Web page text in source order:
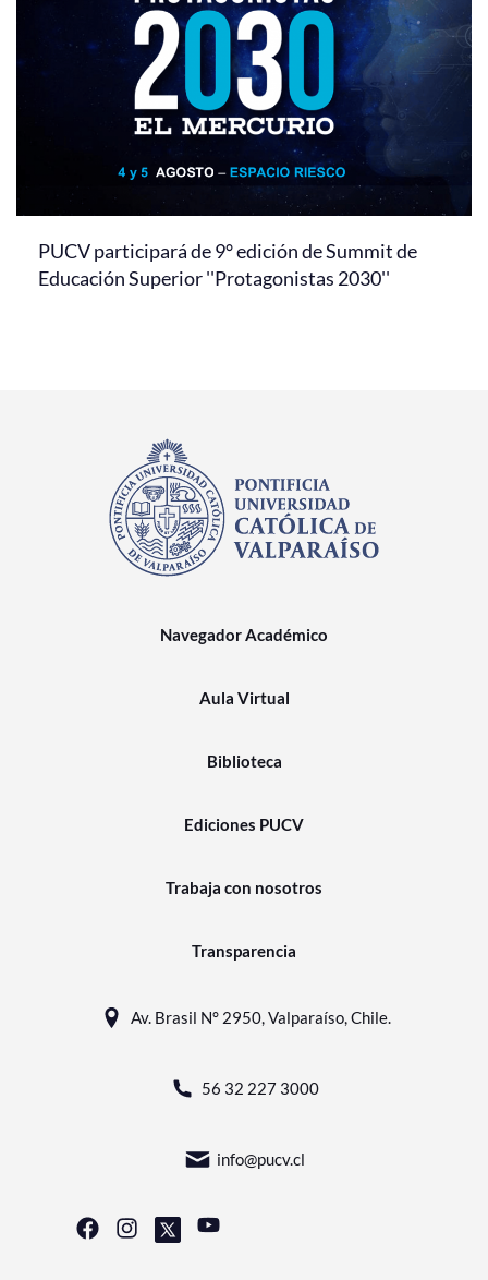
PUCV participará de 9° edición de Summit de
Educación Superior ''Protagonistas 2030''
Navegador Académico
Aula Virtual
Biblioteca
Ediciones PUCV
Trabaja con nosotros
Transparencia
Av. Brasil N° 2950, Valparaíso, Chile.
56 32 227 3000
info@pucv.cl